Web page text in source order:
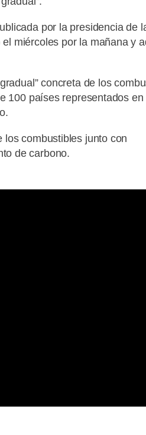
por la presidencia de
miércoles por la mañana y
concreta de los
100 países representados en
los combustibles junto con
de carbono.